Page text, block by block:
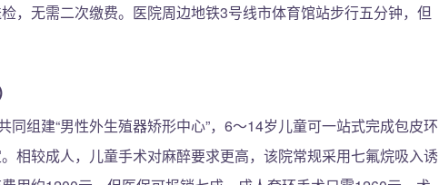
，无需二次缴费。医院周边地铁3号线市体育馆站步行五分钟，但
组建“男性外生殖器矫形中心”，6～14岁儿童可一站式完成包皮环
相较成人，儿童手术对麻醉要求更高，该院常规采用七氟烷吸入诱